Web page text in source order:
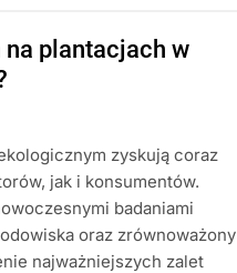
plantacjach w
zyskują coraz
jak i konsumentów.
badaniami
oraz zrównoważony
najważniejszych zalet